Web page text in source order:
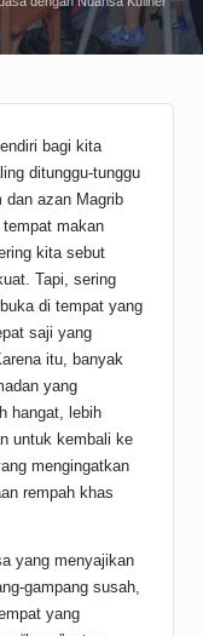
bagi kita
ditunggu-tunggu
dan azan Magrib
makan
kita sebut
Tapi, sering
di tempat yang
saji yang
itu, banyak
yang
hangat, lebih
untuk kembali ke
mengingatkan
rempah khas
yang menyajikan
gampang susah,
yang